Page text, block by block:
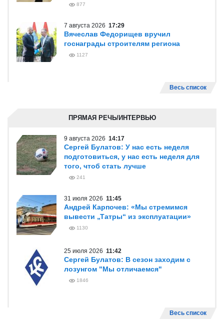
877
7 августа 2026 17:29
Вячеслав Федорищев вручил
госнаграды строителям региона
1127
Весь список
ПРЯМАЯ РЕЧЬ/ИНТЕРВЬЮ
9 августа 2026 14:17
Сергей Булатов: У нас есть неделя
подготовиться, у нас есть неделя для
того, чтоб стать лучше
241
31 июля 2026 11:45
Андрей Карпочев: «Мы стремимся
вывести „Татры“ из эксплуатации»
1130
25 июля 2026 11:42
Сергей Булатов: В сезон заходим с
лозунгом "Мы отличаемся"
1846
Весь список